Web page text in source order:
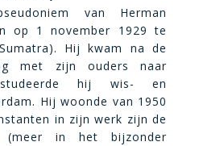
van Herman
op 1 november 1929 te
Hij kwam na de
met zijn ouders naar
hij wis- en
Hij woonde van 1950
in zijn werk zijn de
(meer in het bijzonder